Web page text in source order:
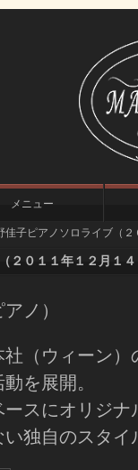
メニュー
佳子ピアノソロライブ（
２０１１年１２月１
ノ）
（ウィーン
を展開。
スにオリジ
独自のスタ